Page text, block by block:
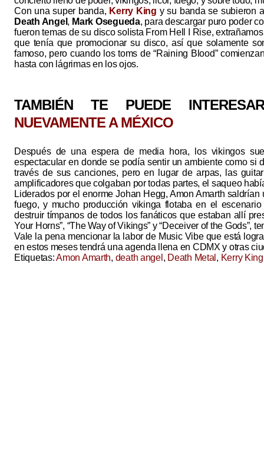
Con una super banda, Kerry King y su banda se subieron
Death Angel , Mark Osegueda, para descargar puro poder
fueron temas de su disco solista From Hell I Rise,
que tenía que promocionar su disco, así que solamente
famoso, pero cuando los toms de “Raining Blood”
hasta con lágrimas en los ojos.
TAMBIÉN TE PUEDE
NUEVAMENTE A MÉXICO
Después de una espera de media hora, los vikingos
espectacular en donde se podía sentir un ambiente como si
través de sus canciones, pero en lugar de arpas, las
amplificadores que colgaban por todas partes, el saqueo
Liderados por el enorme Johan Hegg, Amon Amarth
fuego, y mucho producción vikinga flotaba en el
destruir tímpanos de todos los fanáticos que estaban allí
Your Horns”, “The Way of Vikings” y “Deceiver of the Gods”,
Vale la pena mencionar la labor de Music Vibe que está
en estos meses tendrá una agenda llena en CDMX y otras
Etiquetas:Amon Amarth, death angel , Death Metal , Kerry King